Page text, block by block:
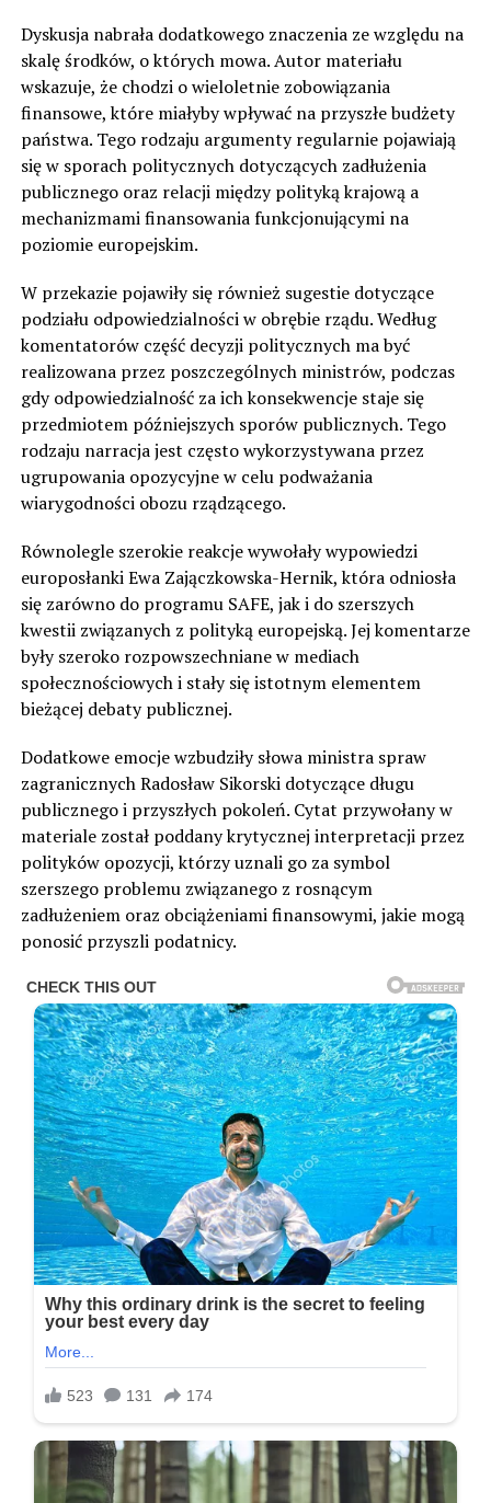
Dyskusja nabrała dodatkowego znaczenia ze względu na
skalę środków, o których mowa. Autor materiału
wskazuje, że chodzi o wieloletnie zobowiązania
finansowe, które miałyby wpływać na przyszłe budżety
państwa. Tego rodzaju argumenty regularnie pojawiają
się w sporach politycznych dotyczących zadłużenia
publicznego oraz relacji między polityką krajową a
mechanizmami finansowania funkcjonującymi na
poziomie europejskim.
W przekazie pojawiły się również sugestie dotyczące
podziału odpowiedzialności w obrębie rządu. Według
komentatorów część decyzji politycznych ma być
realizowana przez poszczególnych ministrów, podczas
gdy odpowiedzialność za ich konsekwencje staje się
przedmiotem późniejszych sporów publicznych. Tego
rodzaju narracja jest często wykorzystywana przez
ugrupowania opozycyjne w celu podważania
wiarygodności obozu rządzącego.
Równolegle szerokie reakcje wywołały wypowiedzi
europosłanki Ewa Zajączkowska-Hernik, która odniosła
się zarówno do programu SAFE, jak i do szerszych
kwestii związanych z polityką europejską. Jej komentarze
były szeroko rozpowszechniane w mediach
społecznościowych i stały się istotnym elementem
bieżącej debaty publicznej.
Dodatkowe emocje wzbudziły słowa ministra spraw
zagranicznych Radosław Sikorski dotyczące długu
publicznego i przyszłych pokoleń. Cytat przywołany w
materiale został poddany krytycznej interpretacji przez
polityków opozycji, którzy uznali go za symbol
szerszego problemu związanego z rosnącym
zadłużeniem oraz obciążeniami finansowymi, jakie mogą
ponosić przyszli podatnicy.